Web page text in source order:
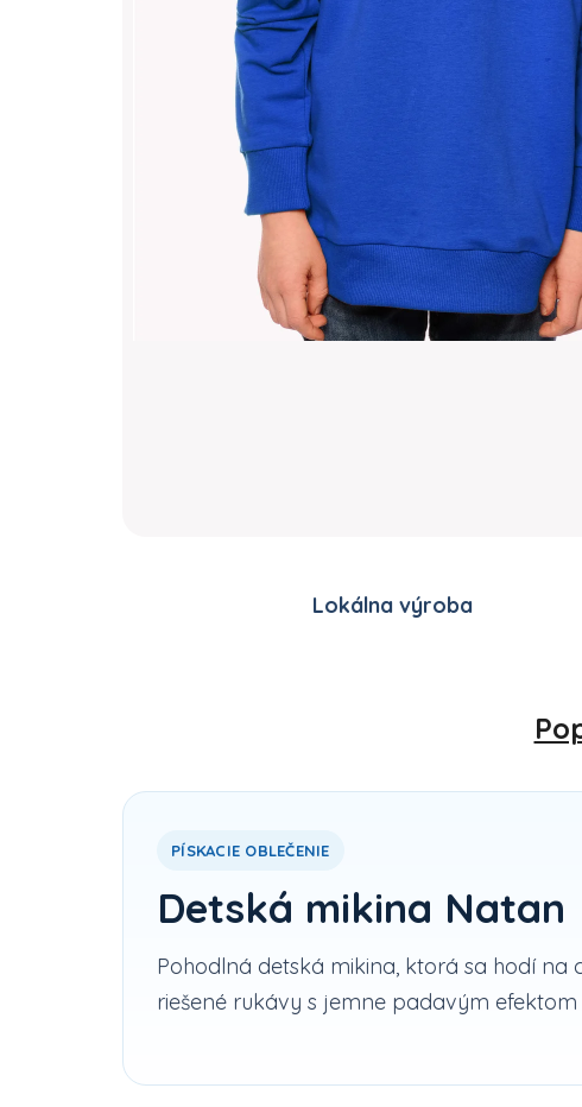
Lokálna výroba
PÍSKACIE OBLEČENIE
Detská mikina Natan
Pohodlná detská mikina, ktorá sa hodí na
riešené rukávy s jemne padavým